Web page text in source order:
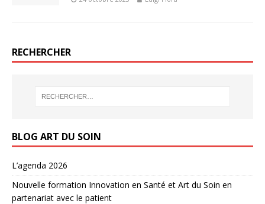
RECHERCHER
BLOG ART DU SOIN
L’agenda 2026
Nouvelle formation Innovation en Santé et Art du Soin en
partenariat avec le patient